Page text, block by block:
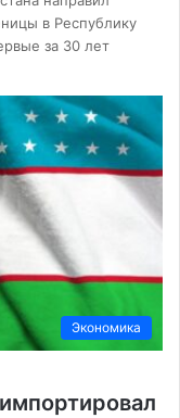
в Республику
за 30 лет
Экономика